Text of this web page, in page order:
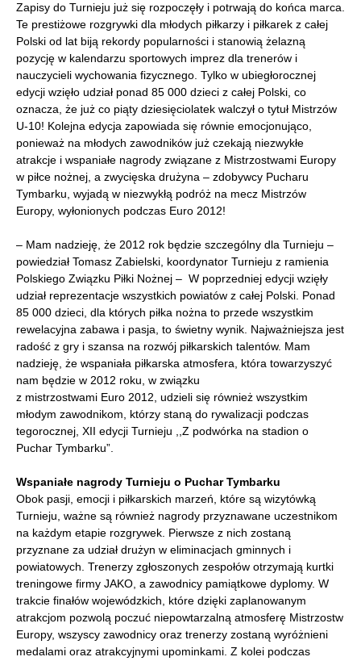
Zapisy do Turnieju już się rozpoczęły i potrwają do końca marca.
Te prestiżowe rozgrywki dla młodych piłkarzy i piłkarek z całej
Polski od lat biją rekordy popularności i stanowią żelazną
pozycję w kalendarzu sportowych imprez dla trenerów i
nauczycieli wychowania fizycznego. Tylko w ubiegłorocznej
edycji wzięło udział ponad 85 000 dzieci z całej Polski, co
oznacza, że już co piąty dziesięciolatek walczył o tytuł Mistrzów
U-10! Kolejna edycja zapowiada się równie emocjonująco,
ponieważ na młodych zawodników już czekają niezwykłe
atrakcje i wspaniałe nagrody związane z Mistrzostwami Europy
w piłce nożnej, a zwycięska drużyna – zdobywcy Pucharu
Tymbarku, wyjadą w niezwykłą podróż na mecz Mistrzów
Europy, wyłonionych podczas Euro 2012!
– Mam nadzieję, że 2012 rok będzie szczególny dla Turnieju –
powiedział Tomasz Zabielski, koordynator Turnieju z ramienia
Polskiego Związku Piłki Nożnej – W poprzedniej edycji wzięły
udział reprezentacje wszystkich powiatów z całej Polski. Ponad
85 000 dzieci, dla których piłka nożna to przede wszystkim
rewelacyjna zabawa i pasja, to świetny wynik. Najważniejsza jest
radość z gry i szansa na rozwój piłkarskich talentów. Mam
nadzieję, że wspaniała piłkarska atmosfera, która towarzyszyć
nam będzie w 2012 roku, w związku
z mistrzostwami Euro 2012, udzieli się również wszystkim
młodym zawodnikom, którzy staną do rywalizacji podczas
tegorocznej, XII edycji Turnieju ,,Z podwórka na stadion o
Puchar Tymbarku”.
Wspaniałe nagrody Turnieju o Puchar Tymbarku
Obok pasji, emocji i piłkarskich marzeń, które są wizytówką
Turnieju, ważne są również nagrody przyznawane uczestnikom
na każdym etapie rozgrywek. Pierwsze z nich zostaną
przyznane za udział drużyn w eliminacjach gminnych i
powiatowych. Trenerzy zgłoszonych zespołów otrzymają kurtki
treningowe firmy JAKO, a zawodnicy pamiątkowe dyplomy. W
trakcie finałów wojewódzkich, które dzięki zaplanowanym
atrakcjom pozwolą poczuć niepowtarzalną atmosferę Mistrzostw
Europy, wszyscy zawodnicy oraz trenerzy zostaną wyróżnieni
medalami oraz atrakcyjnymi upominkami. Z kolei podczas